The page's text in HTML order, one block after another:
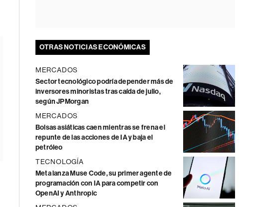
OTRAS NOTICIAS ECONÓMICAS
MERCADOS
Sector tecnológico podría depender más de
inversores minoristas tras caída de julio,
según JPMorgan
MERCADOS
Bolsas asiáticas caen mientras se frena el
repunte de las acciones de IA y baja el
petróleo
TECNOLOGÍA
Meta lanza Muse Code, su primer agente de
programación con IA para competir con
OpenAI y Anthropic